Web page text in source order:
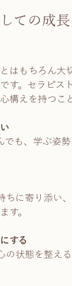
ての成
はもちろん大
す。セラピス
構えを持つこ
す。
する